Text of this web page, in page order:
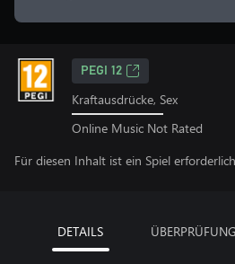
PEGI 12
Kraftausdrücke, Sex
Online Music Not Rated
Für diesen Inhalt ist ein Spiel
DETAILS